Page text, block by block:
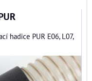
hadice PUR E06, L07,